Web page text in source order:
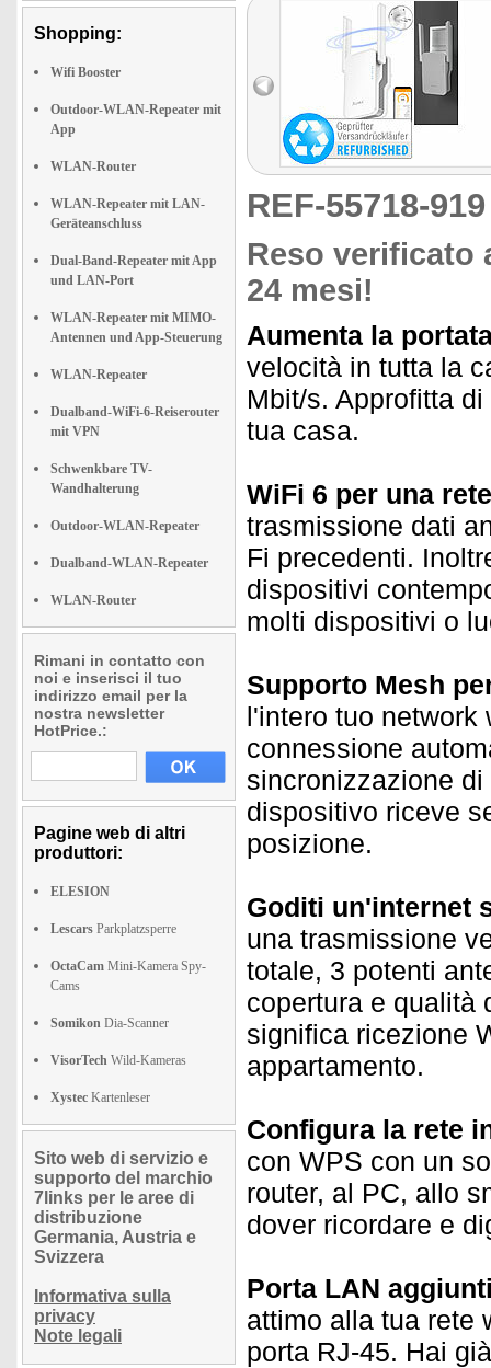
Shopping:
Wifi Booster
Outdoor-WLAN-Repeater mit
App
WLAN-Router
WLAN-Repeater mit LAN-
Geräteanschluss
Dual-Band-Repeater mit App
und LAN-Port
WLAN-Repeater mit MIMO-
Antennen und App-Steuerung
WLAN-Repeater
Dualband-WiFi-6-Reiserouter
mit VPN
Schwenkbare TV-
Wandhalterung
Outdoor-WLAN-Repeater
Dualband-WLAN-Repeater
WLAN-Router
Rimani in contatto con
noi e inserisci il tuo
indirizzo email per la
nostra newsletter
HotPrice.:
Pagine web di altri
produttori:
ELESION
Lescars Parkplatzsperre
OctaCam Mini-Kamera Spy-
Cams
Somikon Dia-Scanner
VisorTech Wild-Kameras
Xystec Kartenleser
Sito web di servizio e
supporto del marchio
7links per le aree di
distribuzione
Germania, Austria e
Svizzera
Informativa sulla
privacy
Note legali
REF-55718-
Reso verificato
24 mesi!
Aumenta la
velocità in tutta la
Mbit/s. Approfitta
tua casa.
WiFi 6 per una
trasmissione dati
Fi precedenti.
dispositivi
molti dispositivi o
Supporto Mesh
l'intero tuo network
connessione
sincronizzazione
dispositivo riceve
posizione.
Goditi un'internet
una trasmissione
totale, 3 potenti
copertura e qualità
significa ricezione
appartamento.
Configura la rete
con WPS con un
router, al PC, allo
dover ricordare e
Porta LAN
attimo alla tua rete
porta RJ-45. Hai